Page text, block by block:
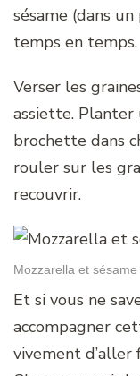
sésame (dans
temps en temps.
Verser les
assiette.
brochette dans
rouler sur les
recouvrir.
Mozzarella et sésame
Et si vous ne
accompagner
vivement d’aller